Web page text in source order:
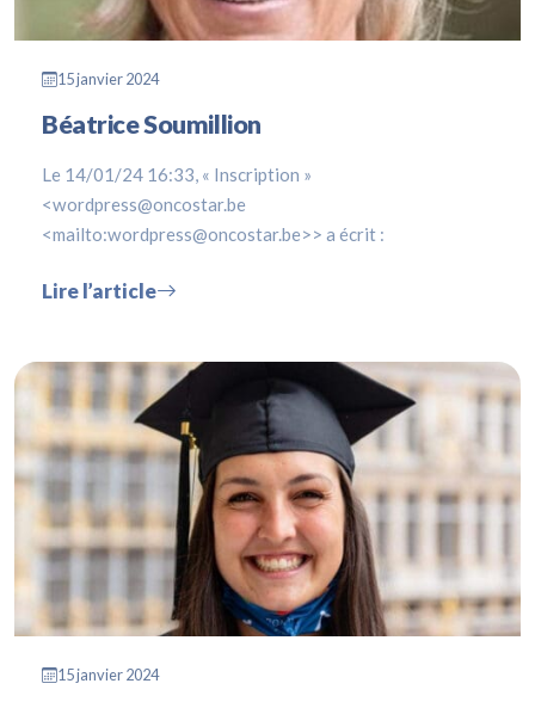
15 janvier 2024
Béatrice Soumillion
Le 14/01/24 16:33, « Inscription »
<wordpress@oncostar.be
<mailto:wordpress@oncostar.be>> a écrit :
Lire l’article
15 janvier 2024